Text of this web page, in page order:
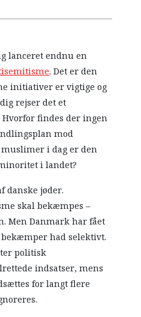
lanceret endnu en
. Det er den
initiativer er vigtige og
rejser det et
findes der ingen
mod
i dag er den
i landet?
danske jøder.
skal bekæmpes –
Men Danmark har fået
had selektivt.
politisk
indsatser, mens
for langt flere